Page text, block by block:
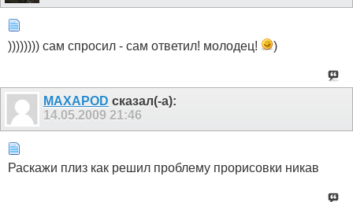
)))))))) сам спросил - сам ответил! молодец! )
MAXAPOD сказал(-а):
14.05.2009 21:46
Раскажи плиз как решил проблему прорисовки никав